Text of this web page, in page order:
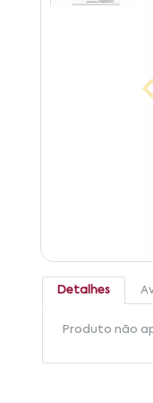
Detalhes
Produto não